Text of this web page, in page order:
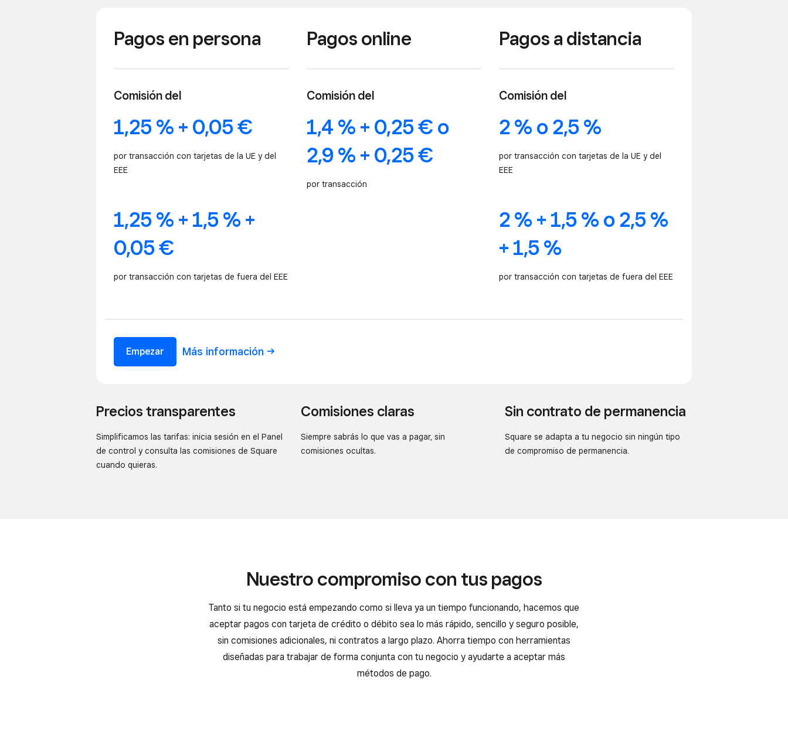
Pagos en persona
Comisión del
1,25 % + 0,05 €
por transacción con tarjetas de la UE y del
EEE
1,25 % + 1,5 % +
0,05 €
por transacción con tarjetas de fuera del EEE
Pagos online
Comisión del
1,4 % + 0,25 € o
2,9 % + 0,25 €
por transacción
Pagos a distancia
Comisión del
2 % o 2,5 %
por transacción con tarjetas de la UE y del
EEE
2 % + 1,5 % o 2,5 %
+ 1,5 %
por transacción con tarjetas de fuera del EEE
Empezar Más información
Precios transparentes
Simplificamos las tarifas: inicia sesión en el Panel
de control y consulta las comisiones de Square
cuando quieras.
Comisiones claras
Siempre sabrás lo que vas a pagar, sin
comisiones ocultas.
Sin contrato de permanencia
Square se adapta a tu negocio sin ningún tipo
de compromiso de permanencia.
Nuestro compromiso con tus pagos
Tanto si tu negocio está empezando como si lleva ya un tiempo funcionando, hacemos que
aceptar pagos con tarjeta de crédito o débito sea lo más rápido, sencillo y seguro posible,
sin comisiones adicionales, ni contratos a largo plazo. Ahorra tiempo con herramientas
diseñadas para trabajar de forma conjunta con tu negocio y ayudarte a aceptar más
métodos de pago.